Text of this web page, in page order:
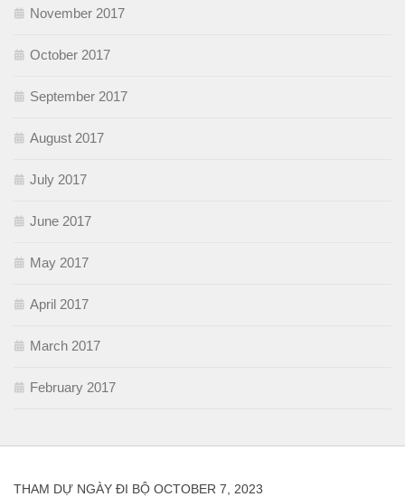
November 2017
October 2017
September 2017
August 2017
July 2017
June 2017
May 2017
April 2017
March 2017
February 2017
THAM DỰ NGÀY ĐI BỘ OCTOBER 7, 2023